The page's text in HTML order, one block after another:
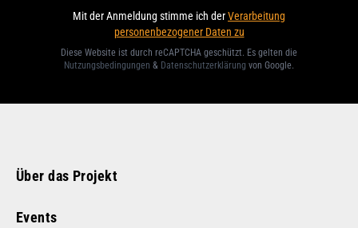
Mit der Anmeldung stimme ich derVerarbeitung
personenbezogener Daten zu
Diese Website ist durch reCAPTCHA geschützt. Es gelten die
Nutzungsbedingungen & Datenschutzerklärung von Google.
Über das Projekt
Events